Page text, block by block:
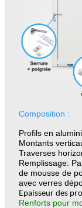
Composition :
Profils en
Montants
Traverses
Remplissage:
de mousse de
avec verres
Epaisseur des
Renforts pour